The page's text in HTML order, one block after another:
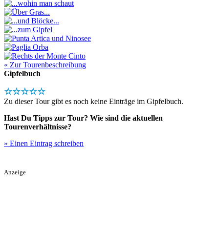
« Zur Tourenbeschreibung
Gipfelbuch
☆☆☆☆☆
Zu dieser Tour gibt es noch keine Einträge im Gipfelbuch.
Hast Du Tipps zur Tour? Wie sind die aktuellen
Tourenverhältnisse?
» Einen Eintrag schreiben
Anzeige